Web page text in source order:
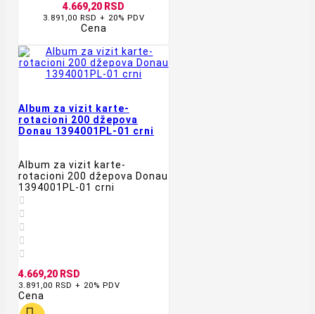
4.669,20 RSD
3.891,00 RSD + 20% PDV
Cena
Album za vizit karte-
rotacioni 200 džepova
Donau 1394001PL-01 crni
Album za vizit karte-
rotacioni 200 džepova Donau
1394001PL-01 crni





4.669,20 RSD
3.891,00 RSD + 20% PDV
Cena